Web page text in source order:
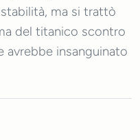
ma si trattò
del titanico scontro
avrebbe insanguinato